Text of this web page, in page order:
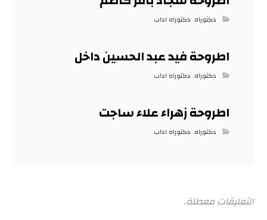
دكتوراه, دكتوراه اداب
اطروحة فيد عبد الحسين داخل
دكتوراه, دكتوراه اداب
اطروحة زهراء علاء ساجت
دكتوراه, دكتوراه اداب
التعليقات معطلة.